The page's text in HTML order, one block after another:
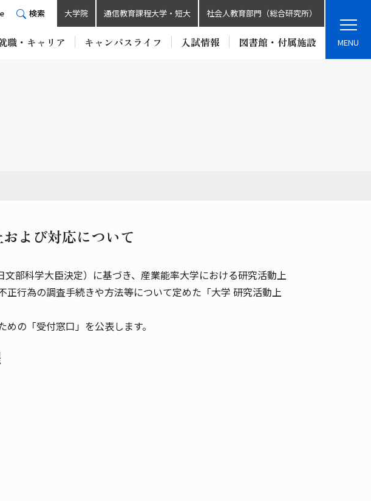
検索 大学院 通信教育課程大学・短大 社会人教育部門（総合研究所）
職・キャリア キャンパスライフ 入試情報 図書館・付属施設 MENU
よび対応について
部科学大臣決定）に基づき、産業能率大学における研究活動上
行為の調査手続きや方法等について定めた「大学 研究活動上
の「受付窓口」を公表します。